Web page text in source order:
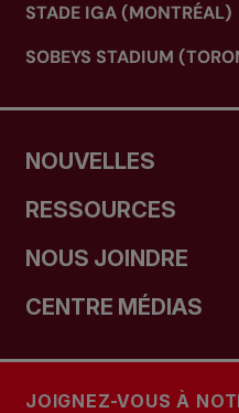
STADE IGA (MONTRÉAL)
SOBEYS STADIUM
NOUVELLES
RESSOURCES
NOUS JOINDRE
CENTRE MÉDIAS
JOIGNEZ-VOUS À